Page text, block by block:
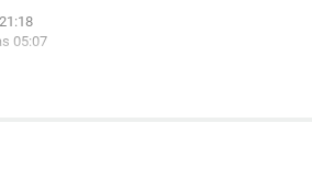
05:07